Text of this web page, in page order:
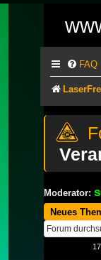
FAQ
Moderator:
Neues